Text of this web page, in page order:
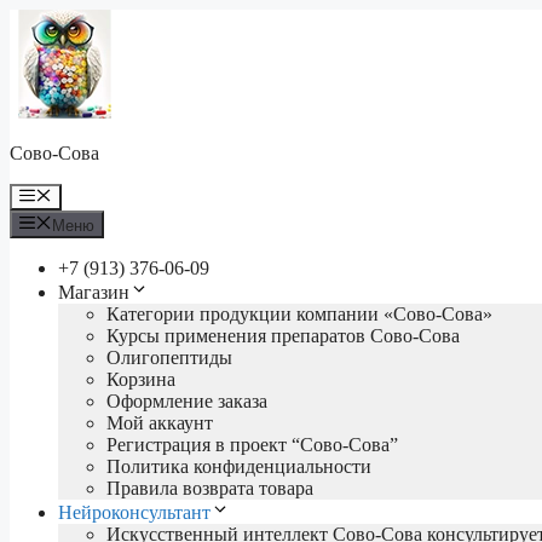
Перейти
содержимому
Сово-Сова
Меню
Меню
+7 (913) 376-06-09
Магазин
Категории продукции компании «Сово-Сова»
Курсы применения препаратов Сово-Сова
Олигопептиды
Корзина
Оформление заказа
Мой аккаунт
Регистрация в проект “Сово-Сова”
Политика конфиденциальности
Правила возврата товара
Нейроконсультант
Искусственный интеллект Сово-Сова